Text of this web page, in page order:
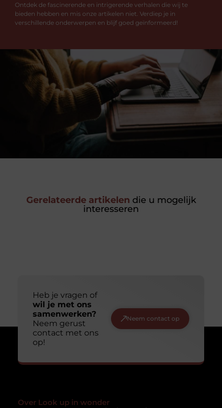
Ontdek de fascinerende en intrigerende verhalen die wij te
bieden hebben en mis onze artikelen niet. Verdiep je in
verschillende onderwerpen en blijf goed geïnformeerd!
Gerelateerde artikelen die u mogelijk
interesseren
Heb je vragen of
wil je met ons
samenwerken?
Neem gerust
contact met ons
op!
Neem contact op
Over Look up in wonder